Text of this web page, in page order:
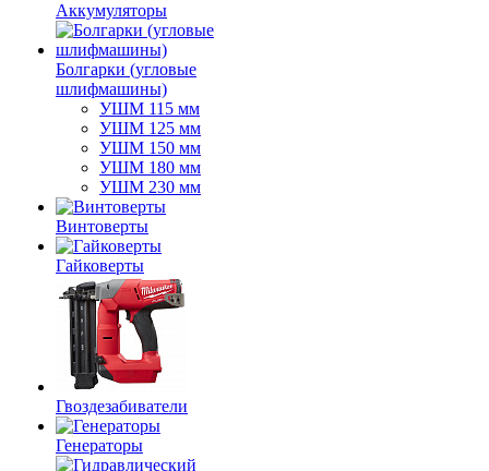
Аккумуляторы
Болгарки (угловые
шлифмашины)
УШМ 115 мм
УШМ 125 мм
УШМ 150 мм
УШМ 180 мм
УШМ 230 мм
Винтоверты
Гайковерты
Гвоздезабиватели
Генераторы